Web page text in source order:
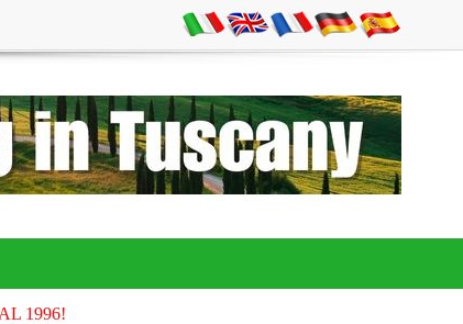
1996!